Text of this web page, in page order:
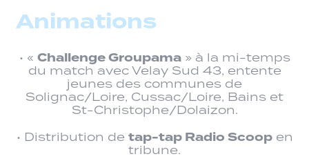
Animations
• « Challenge Groupama» à la mi-temps
du match avec Velay Sud 43, entente
jeunes des communes de
Solignac/Loire, Cussac/Loire, Bains et
St-Christophe/Dolaizon.
• Distribution de tap-tap Radio Scoopen
tribune.